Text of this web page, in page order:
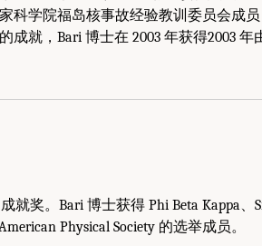
科学院福岛核事故经验教训委员会成
就，Bari 博士在 2003 年获得2003 年
就奖。Bari 博士获得 Phi Beta Kappa、
Physical Society 的选举成员。